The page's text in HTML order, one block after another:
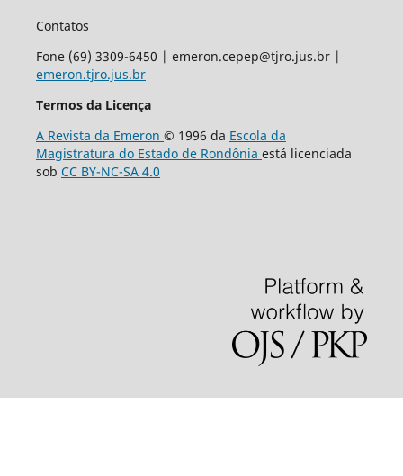
Contatos
Fone (69) 3309-6450 | emeron.cepep@tjro.jus.br |
emeron.tjro.jus.br
Termos da Licença
A Revista da Emeron © 1996 da Escola da
Magistratura do Estado de Rondônia está licenciada
sob CC BY-NC-SA 4.0